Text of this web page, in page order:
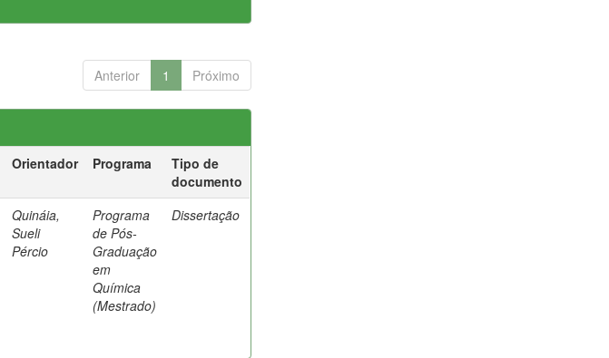
Anterior 1 Próximo
Orientador Programa
Tipo de
documento
Quináia,
Sueli
Pércio
Programa
de Pós-
Graduação
em
Química
(Mestrado)
Dissertação